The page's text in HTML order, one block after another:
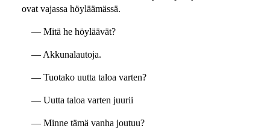
ovat vajassa höyläämässä.
— Mitä he höyläävät?
— Akkunalautoja.
— Tuotako uutta taloa varten?
— Uutta taloa varten juurii
— Minne tämä vanha joutuu?